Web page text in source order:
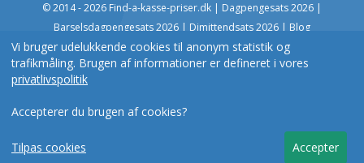
© 2014 - 2026 Find-a-kasse-priser.dk | Dagpengesats 2026 |
Barselsdagpengesats 2026 | Dimittendsats 2026 | Blog
Nyttige links:Star.dk| Borger.dk| Erhvervsstyrelsen.dk|
Herning Randers|
Vi bruger udelukkende cookies til anonym statistik og
trafikmåling. Brugen af informationer er defineret i vores
privatlivspolitik
Accepterer du brugen af cookies?
Tilpas cookies Accepter